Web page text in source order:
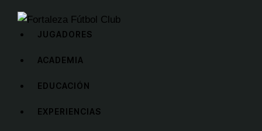
JUGADORES
ACADEMIA
EDUCACIÓN
EXPERIENCIAS